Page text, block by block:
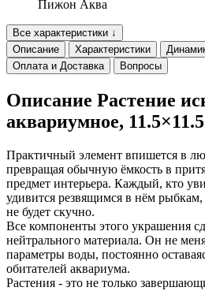
Пижон Аква
Все характеристики ↓
Описание
Характеристики
Оплата и Доставка
Вопросы
Описание Растение
аквариумное,
Практичный элемент впишется в
превращая обычную ёмкость в
предмет интерьера. Каждый, кто
удивится резвящимся в нём
не будет скучно.
Все компоненты этого украшения
нейтрального материала. Он не
параметры воды, постоянно
обитателей аквариума.
Растения - это не только